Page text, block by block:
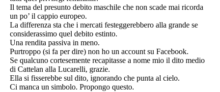
Il tema del presunto debito maschile che non scade mai ricorda
un po’ il cappio europeo.
La differenza sta che i mercati festeggerebbero alla grande se
considerassimo quel debito estinto.
Una rendita passiva in meno.
Purtroppo (si fa per dire) non ho un account su Facebook.
Se qualcuno cortesemente recapitasse a nome mio il dito medio
di Cattelan alla Lucarelli, grazie.
Ella si fisserebbe sul dito, ignorando che punta al cielo.
Ci manca un simbolo. Propongo questo.